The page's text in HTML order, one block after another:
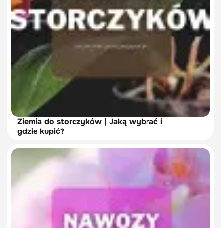
Ziemia do storczyków | Jaką wybrać i
gdzie kupić?